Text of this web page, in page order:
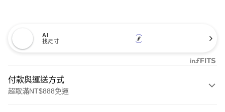
AI
找尺寸
付款與運送方式
超取滿NT$888免運